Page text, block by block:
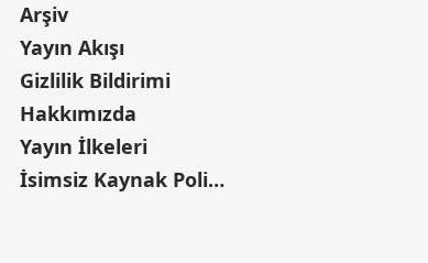
Arşiv
Yayın Akışı
Gizlilik Bildirimi
Hakkımızda
Yayın İlkeleri
İsimsiz Kaynak Politikası